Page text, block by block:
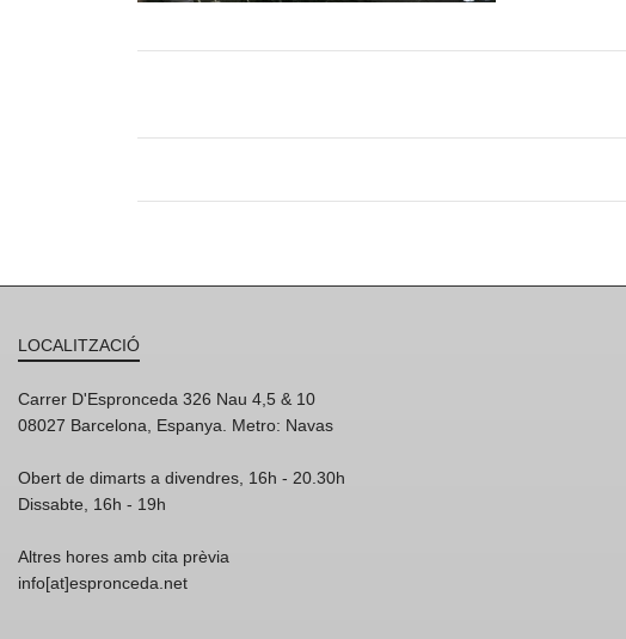
LOCALITZACIÓ
Carrer D'Espronceda 326 Nau 4,5 & 10
08027 Barcelona, Espanya. Metro: Navas
Obert de dimarts a divendres, 16h - 20.30h
Dissabte, 16h - 19h
Altres hores amb cita prèvia
info[at]espronceda.net